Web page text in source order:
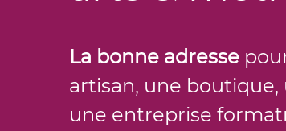
La bonne adresse
artisan, une
une entreprise